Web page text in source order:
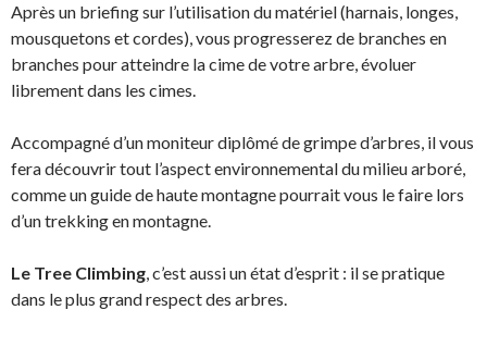
Après un briefing sur l’utilisation du matériel (harnais, longes,
mousquetons et cordes), vous progresserez de branches en
branches pour atteindre la cime de votre arbre, évoluer
librement dans les cimes.
Accompagné d’un moniteur diplômé de grimpe d’arbres, il vous
fera découvrir tout l’aspect environnemental du milieu arboré,
comme un guide de haute montagne pourrait vous le faire lors
d’un trekking en montagne.
Le Tree Climbing, c’est aussi un état d’esprit : il se pratique
dans le plus grand respect des arbres.